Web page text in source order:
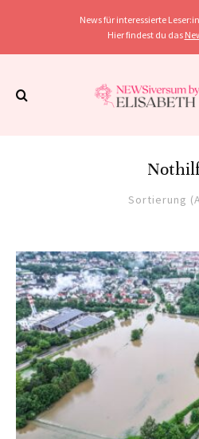
News für interessierte
Hier findest du das
Sortierung